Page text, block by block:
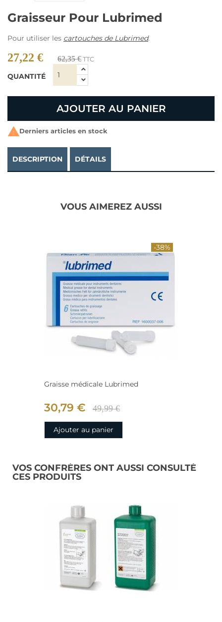
Graisseur Pour Lubrimed
Pour utiliser les cartouches de Lubrimed.
27,22 € 62,35 €TTC
QUANTITÉ
AJOUTER AU PANIER
Derniers articles en stock
DESCRIPTION DÉTAILS
VOUS AIMEREZ AUSSI
-38%
Graisse médicale Lubrimed
30,79 € 49,99 €
Ajouter au panier
VOS CONFRÈRES ONT AUSSI CONSULTÉ
CES PRODUITS